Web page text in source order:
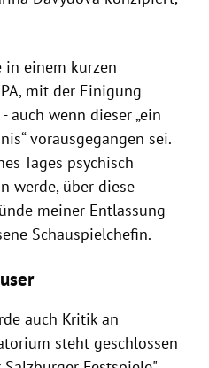
in einem kurzen
mit der Einigung
auch wenn dieser „ein
vorausgegangen sei.
Tages psychisch
werde, über diese
meiner Entlassung
Schauspielchefin.
auch Kritik an
steht geschlossen